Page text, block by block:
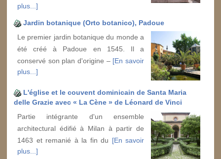
plus...]
Jardin botanique (Orto botanico), Padoue
Le premier jardin botanique du monde a
été créé à Padoue en 1545. Il a
conservé son plan d'origine – [En savoir
plus...]
L'église et le couvent dominicain de Santa Maria
delle Grazie avec « La Cène » de Léonard de Vinci
Partie intégrante d'un ensemble
architectural édifié à Milan à partir de
1463 et remanié à la fin du [En savoir
plus...]